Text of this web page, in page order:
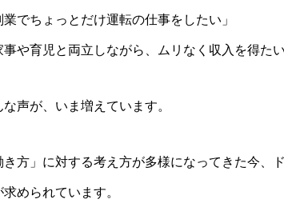
業でちょっとだけ運転の仕事をしたい」
事や育児と両立しながら、ムリなく収入を得たい
な声が、いま増えています。
き方」に対する考え方が多様になってきた今、
求められています。